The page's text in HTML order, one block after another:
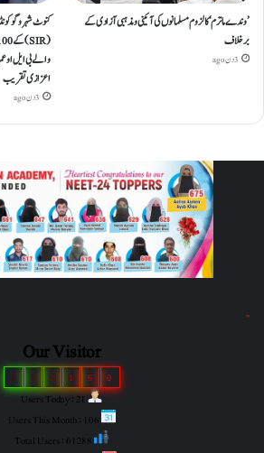
’وندے ماترم‘ کا لزوم مسلمانوں کی آئینی ومذہبی آزادی کے
برخلاف
3 دن ago
کنوٹ شہر و
والے بی ایل او
اعزازی تقریب
3 دن ago
"
Our Visitor
0
6
1
2
8
Users Today : 21